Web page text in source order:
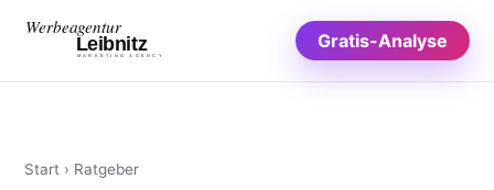
Werbeagentur
Leibnitz
MARKETING AGENCY
Gratis-Analyse
Start › Ratgeber